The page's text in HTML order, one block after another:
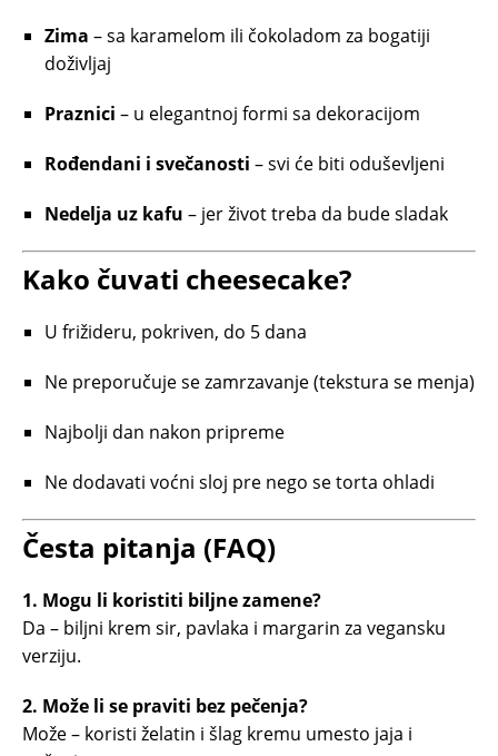
Zima – sa karamelom ili čokoladom za bogatiji
doživljaj
Praznici – u elegantnoj formi sa dekoracijom
Rođendani i svečanosti – svi će biti oduševljeni
Nedelja uz kafu – jer život treba da bude sladak
Kako čuvati cheesecake?
U frižideru, pokriven, do 5 dana
Ne preporučuje se zamrzavanje (tekstura se menja)
Najbolji dan nakon pripreme
Ne dodavati voćni sloj pre nego se torta ohladi
Česta pitanja (FAQ)
1. Mogu li koristiti biljne zamene?
Da – biljni krem sir, pavlaka i margarin za vegansku
verziju.
2. Može li se praviti bez pečenja?
Može – koristi želatin i šlag kremu umesto jaja i